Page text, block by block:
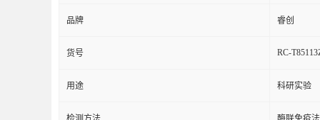
品牌 睿创
货号 RC-
用途 科研实验